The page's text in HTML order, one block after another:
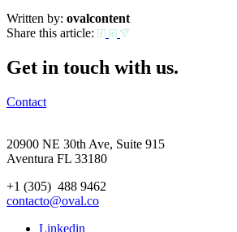
Written by: ovalcontent
Share this article:
Get in touch with us.
Contact
20900 NE 30th Ave, Suite 915
Aventura FL 33180
+1 (305) 488 9462
contacto@oval.co
Linkedin